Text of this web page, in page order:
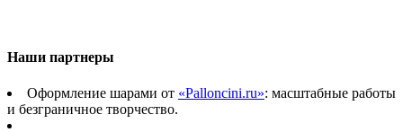
Наши партнеры
Оформление шарами от «Palloncini.ru»: масштабные работы
и безграничное творчество.